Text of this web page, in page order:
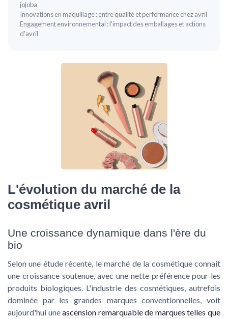
jojoba
Innovations en maquillage : entre qualité et performance chez avril
Engagement environnemental : l'impact des emballages et actions
d'avril
L'évolution du marché de la
cosmétique avril
Une croissance dynamique dans l'ère du
bio
Selon une étude récente, le marché de la cosmétique connait
une croissance soutenue, avec une nette préférence pour les
produits biologiques. L'industrie des cosmétiques, autrefois
dominée par les grandes marques conventionnelles, voit
aujourd'hui uneascension remarquable de marques telles que